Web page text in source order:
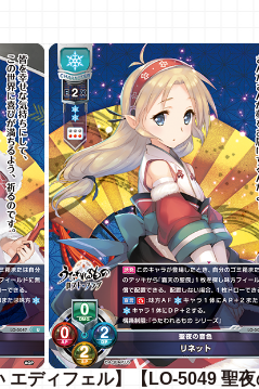
エディフェル】【LO-5049 聖